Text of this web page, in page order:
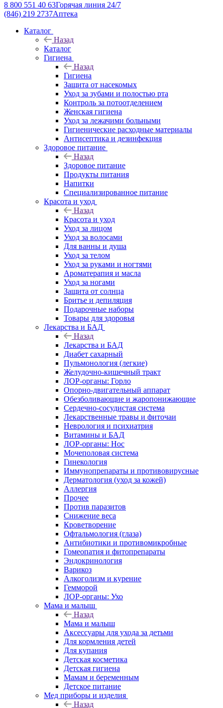
8 800 551 40 63Горячая линия 24/7
(846) 219 2737Аптека
Каталог
Назад
Каталог
Гигиена
Назад
Гигиена
Защита от насекомых
Уход за зубами и полостью рта
Контроль за потоотделением
Женская гигиена
Уход за лежачими больными
Гигиенические расходные материалы
Антисептика и дезинфекция
Здоровое питание
Назад
Здоровое питание
Продукты питания
Напитки
Специализированное питание
Красота и уход
Назад
Красота и уход
Уход за лицом
Уход за волосами
Для ванны и душа
Уход за телом
Уход за руками и ногтями
Ароматерапия и масла
Уход за ногами
Защита от солнца
Бритье и депиляция
Подарочные наборы
Товары для здоровья
Лекарства и БАД
Назад
Лекарства и БАД
Диабет сахарный
Пульмонология (легкие)
Желудочно-кишечный тракт
ЛОР-органы: Горло
Опорно-двигательный аппарат
Обезболивающие и жаропонижающие
Сердечно-сосудистая система
Лекарственные травы и фиточаи
Неврология и психиатрия
Витамины и БАД
ЛОР-органы: Нос
Мочеполовая система
Гинекология
Иммунопрепараты и противовирусные
Дерматология (уход за кожей)
Аллергия
Прочее
Против паразитов
Снижение веса
Кроветворение
Офтальмология (глаза)
Антибиотики и противомикробные
Гомеопатия и фитопрепараты
Эндокринология
Варикоз
Алкоголизм и курение
Гемморой
ЛОР-органы: Ухо
Мама и малыш
Назад
Мама и малыш
Аксессуары для ухода за детьми
Для кормления детей
Для купания
Детская косметика
Детская гигиена
Мамам и беременным
Детское питание
Мед приборы и изделия
Назад